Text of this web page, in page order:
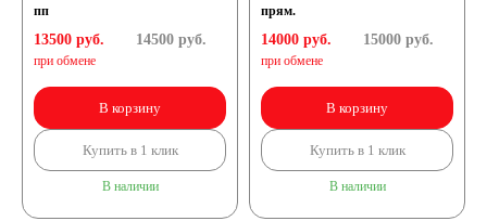
пп
13500 руб.
при обмене
14500руб.
В корзину
Купить в 1 клик
В наличии
прям.
14000 руб.
при обмене
15000руб.
В корзину
Купить в 1 клик
В наличии